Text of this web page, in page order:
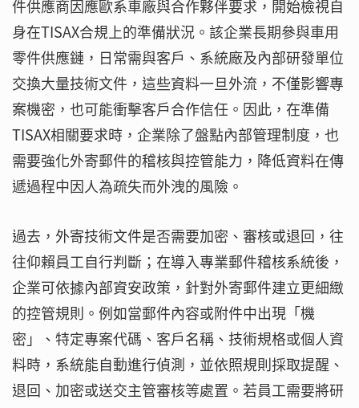
件供應商因應歐系車廠與合作夥伴要求，開始檢視自
身在TISAX合規上的準備狀況。該企業長期參與車用
零件供應鏈，日常需與客戶、系統廠及內部研發單位
交換大量技術文件，這些資料一旦外流，不僅影響專
案機密，也可能衝擊客戶合作信任。因此，在準備
TISAX相關要求時，企業除了盤點內部管理制度，也
需要強化外寄郵件的稽核與控管能力，降低資料在傳
遞過程中因人為疏失而外洩的風險。
過去，外寄技術文件是否需要加密、審核或退回，往
往仰賴員工自行判斷；在導入專業郵件稽核系統後，
企業可依據內部資安政策，針對外寄郵件建立更細緻
的控管規則。例如當郵件內容或附件中出現「機
密」、特定專案代碼、客戶名稱、技術規格或個人資
料時，系統能自動進行偵測，並依照規則採取提醒、
退回、加密或送交主管審核等處置。若員工需要將研